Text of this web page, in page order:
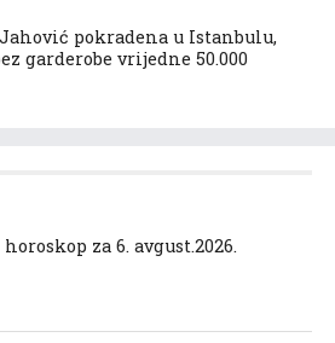
pokradena u Istanbulu,
garderobe vrijedne 50.000
za 6. avgust.2026.